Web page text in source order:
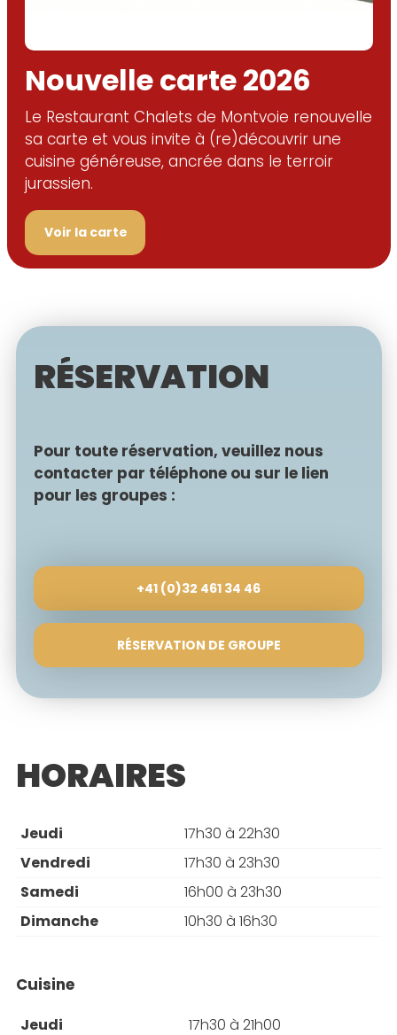
Nouvelle carte 2026
Le Restaurant Chalets de Montvoie renouvelle
sa carte et vous invite à (re)découvrir une
cuisine généreuse, ancrée dans le terroir
jurassien.
Voir la carte
RÉSERVATION
Pour toute réservation, veuillez nous
contacter par téléphone ou sur le lien
pour les groupes :
+41 (0)32 461 34 46
RÉSERVATION DE GROUPE
HORAIRES
Jeudi
17h30 à 22h30
Vendredi
17h30 à 23h30
Samedi
16h00 à 23h30
Dimanche
10h30 à 16h30
Cuisine
Jeudi 17h30 à 21h00